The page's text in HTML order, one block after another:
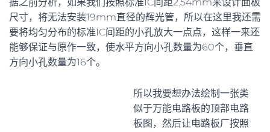
尺寸，将无法安装19mm直径的辉光管，所以在这里我还需
要将均匀分布的标准IC间距的小孔放大一点点，这样一来还
能够保证与原作一致，使水平方向小孔数量为60个，垂直
方向小孔数量为16个。
所以我要想办法绘制一张类
似于万能电路板的顶部电路
板图，然后让电路板厂按照